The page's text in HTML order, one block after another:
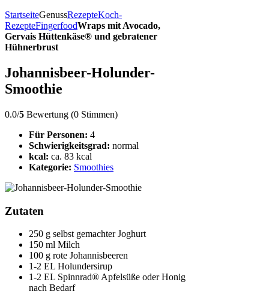
StartseiteGenussRezepteKoch-
RezepteFingerfoodWraps mit Avocado,
Gervais Hüttenkäse® und gebratener
Hühnerbrust
Johannisbeer-Holunder-
Smoothie
0.0/5 Bewertung (0 Stimmen)
Für Personen: 4
Schwierigkeitsgrad: normal
kcal: ca. 83 kcal
Kategorie: Smoothies
Zutaten
250 g selbst gemachter Joghurt
150 ml Milch
100 g rote Johannisbeeren
1-2 EL Holundersirup
1-2 EL Spinnrad® Apfelsüße oder Honig
nach Bedarf